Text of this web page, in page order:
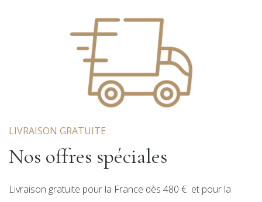
LIVRAISON GRATUITE
Nos offres spéciales
Livraison gratuite pour la France dès 480 € et pour la